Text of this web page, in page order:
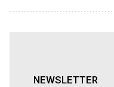
NEWSLETTER